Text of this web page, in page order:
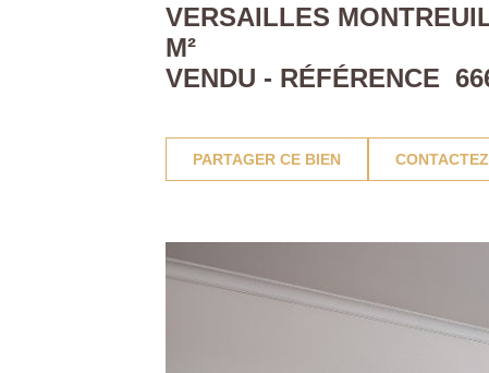
VERSAILLES
M²
VENDU - RÉFÉRENCE
PARTAGER CE BIEN